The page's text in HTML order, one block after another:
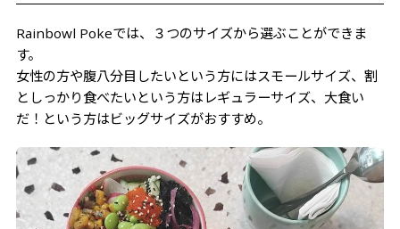
Rainbowl Pokeでは、３つのサイズから選ぶことができま
す。
女性の方や腹八分目したいという方にはスモールサイズ、割
としっかり食べたいという方はレギュラーサイズ、大食い
だ！という方はビッグサイズがおすすめ。